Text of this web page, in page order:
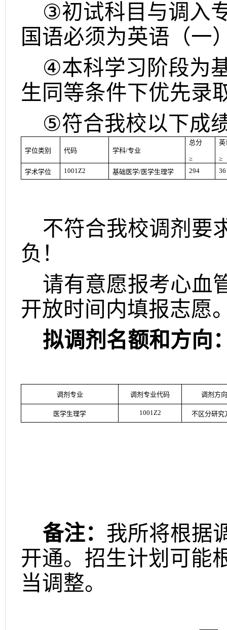
③初试科目与调入
国语必须为英语（一
④本科学习阶段为
生同等条件下优先录
⑤符合我校以下成
学位类别 代码 学科/专业
总分
≥
英
≥
学术学位
1001Z2 基础医学/医学生理学 294 36
不符合我校调剂要
负！
请有意愿报考心血
开放时间内填报志愿
拟调剂名额和方向
调剂专业 调剂专业代码 调剂方向
医学生理学 1001Z2 不区分研究
备注： 我所将根据
开通。招生计划可能
当调整。